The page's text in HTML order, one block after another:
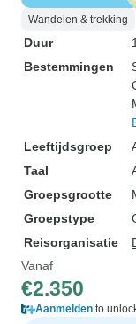
Wandelen & trekking
Duur
Bestemmingen
Leeftijdsgroep
Taal
Groepsgrootte
Groepstype
Reisorganisatie
Vanaf
€2.350
Aanmelden to